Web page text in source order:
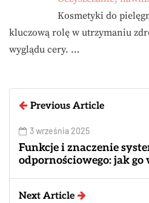
Kosmetyki do
kluczową rolę w utrzymaniu
wyglądu cery. …
Previous Article
3 września 2025
Funkcje i znaczenie
odpornościowego: jak go
Next Article